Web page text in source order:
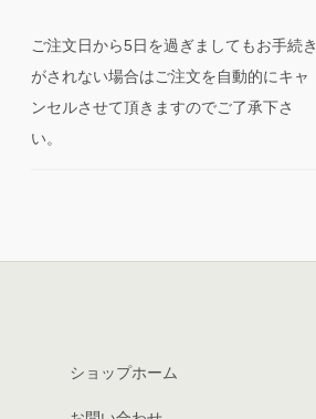
ご注文日から5日を過ぎましてもお手続き
がされない場合はご注文を自動的にキャ
ンセルさせて頂きますのでご了承下さ
い。
ショップホーム